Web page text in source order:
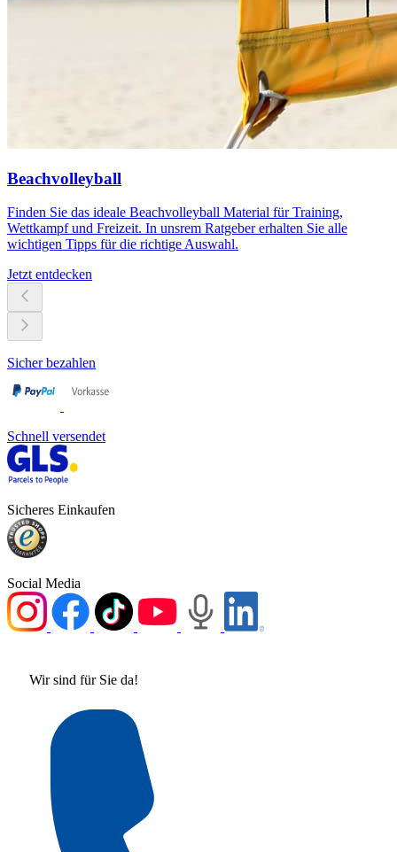
Beachvolleyball
Finden Sie das ideale Beachvolleyball Material für Training,
Wettkampf und Freizeit. In unsrem Ratgeber erhalten Sie alle
wichtigen Tipps für die richtige Auswahl.
Jetzt entdecken
Sicher bezahlen
Schnell versendet
Sicheres Einkaufen
Social Media
Wir sind für Sie da!